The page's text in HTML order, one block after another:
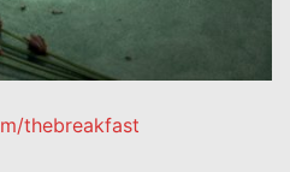
thebreakfast